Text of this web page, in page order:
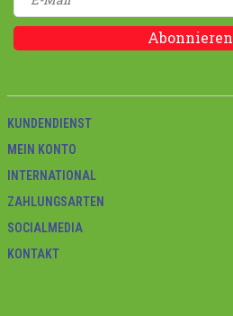
Abonnieren
KUNDENDIENST
MEIN KONTO
INTERNATIONAL
ZAHLUNGSARTEN
SOCIALMEDIA
KONTAKT